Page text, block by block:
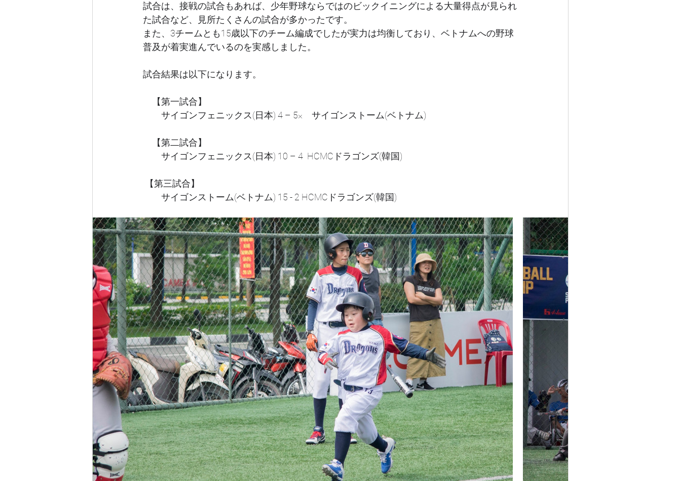
試合は、接戦の試合もあれば、少年野球ならではのビックイニングによる大量得点が見られ
た試合など、見所たくさんの試合が多かったです。
また、3チームとも15歳以下のチーム編成でしたが実力は均衡しており、ベトナムへの野球
普及が着実進んでいるのを実感しました。
試合結果は以下になります。
【第一試合】
サイゴンフェニックス(日本) 4 – 5×　サイゴンストーム(ベトナム)
【第二試合】
サイゴンフェニックス(日本) 10 – 4  HCMCドラゴンズ(韓国)
【第三試合】
サイゴンストーム(ベトナム) 15 - 2 HCMCドラゴンズ(韓国)